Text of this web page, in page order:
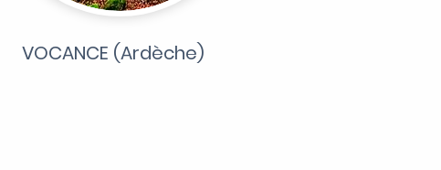
VOCANCE (Ardèche)